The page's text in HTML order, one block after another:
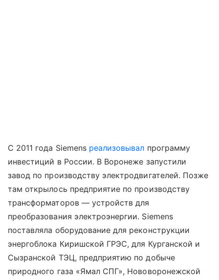
С 2011 года Siemens реализовывал программу
инвестиций в России. В Воронеже запустили
завод по производству электродвигателей. Позже
там открылось предприятие по производству
трансформаторов — устройств для
преобразования электроэнергии. Siemens
поставляла оборудование для реконструкции
энергоблока Киришской ГРЭС, для Курганской и
Сызранской ТЭЦ, предприятию по добыче
природного газа «Ямал СПГ», Нововоронежской